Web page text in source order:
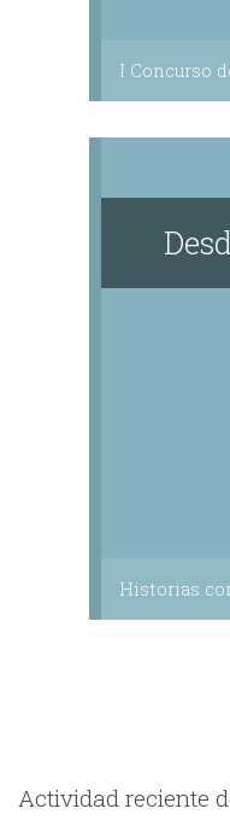
I Concurso
Historias
Actividad reciente